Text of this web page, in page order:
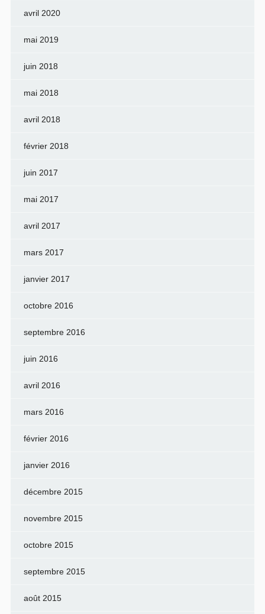
avril 2020
mai 2019
juin 2018
mai 2018
avril 2018
février 2018
juin 2017
mai 2017
avril 2017
mars 2017
janvier 2017
octobre 2016
septembre 2016
juin 2016
avril 2016
mars 2016
février 2016
janvier 2016
décembre 2015
novembre 2015
octobre 2015
septembre 2015
août 2015